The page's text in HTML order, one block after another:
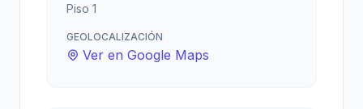
Piso 1
GEOLOCALIZACIÓN
Ver en Google Maps